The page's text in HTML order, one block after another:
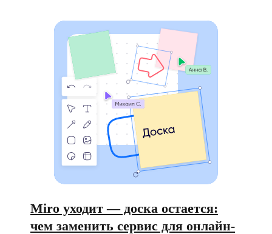
Miro уходит — доска остается:
чем заменить сервис для онлайн-